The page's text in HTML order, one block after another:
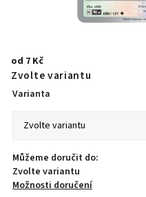
od 7 Kč
Zvolte variantu
Varianta
Můžeme doručit do:
Zvolte variantu
Možnosti doručení